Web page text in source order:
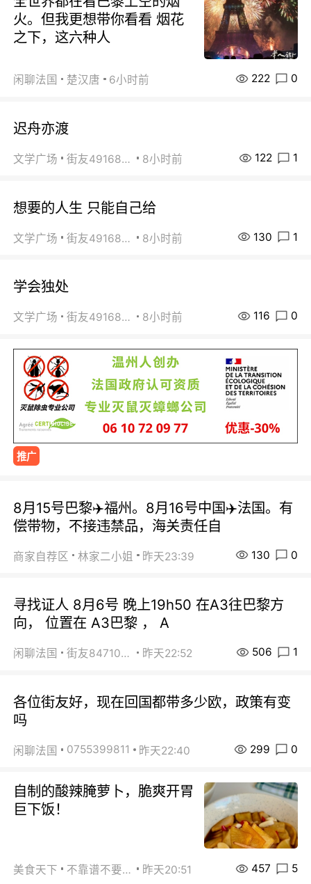
火。但我更想带你看看 烟花
之下，这六种人
闲聊法国 楚汉唐 6小时前 222 0
迟舟亦渡
文学广场 街友49168527 8小时前 122 1
想要的人生 只能自己给
文学广场 街友49168527 8小时前 130 1
学会独处
文学广场 街友49168527 8小时前 116 0
推广
8月15号巴黎✈️福州。8月16号中国✈️法国。有
偿带物，不接违禁品，海关责任自
商家自荐区 林家二小姐 昨天23:39 130 0
寻找证人 8月6号 晚上19h50 在A3往巴黎方
向， 位置在 A3巴黎 ， A
闲聊法国 街友84710671 昨天22:52 506 1
各位街友好，现在回国都带多少欧，政策有变
吗
闲聊法国 0755399811 昨天22:40 299 0
自制的酸辣腌萝卜，脆爽开胃
巨下饭！
美食天下 不靠谱不要联系 昨天20:51 457 5